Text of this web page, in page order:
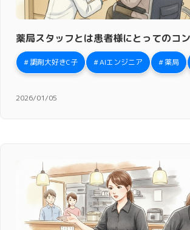
薬局スタッフとは患者様にとってのコ
調剤大好きC子 AIエンジニア 薬局
2026/01/05